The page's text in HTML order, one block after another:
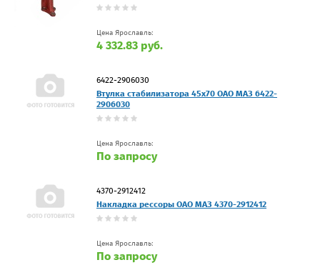
Цена Ярославль:
4 332.83 руб.
6422-2906030
Втулка стабилизатора 45х70 ОАО МАЗ 6422-
2906030
Цена Ярославль:
По запросу
4370-2912412
Накладка рессоры ОАО МАЗ 4370-2912412
Цена Ярославль:
По запросу